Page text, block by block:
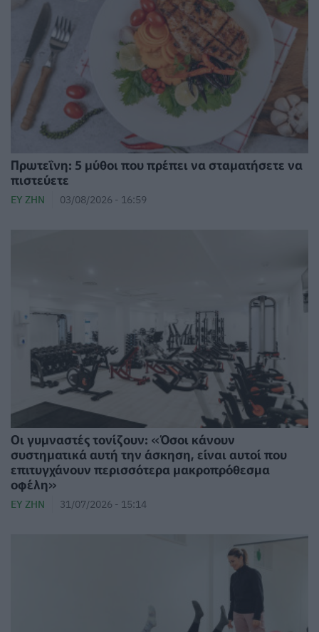
Πρωτεΐνη: 5 μύθοι που πρέπει να σταματήσετε να
πιστεύετε
ΕΥ ΖΗΝ 03/08/2026 - 16:59
Οι γυμναστές τονίζουν: «Όσοι κάνουν
συστηματικά αυτή την άσκηση, είναι αυτοί που
επιτυγχάνουν περισσότερα μακροπρόθεσμα
οφέλη»
ΕΥ ΖΗΝ 31/07/2026 - 15:14